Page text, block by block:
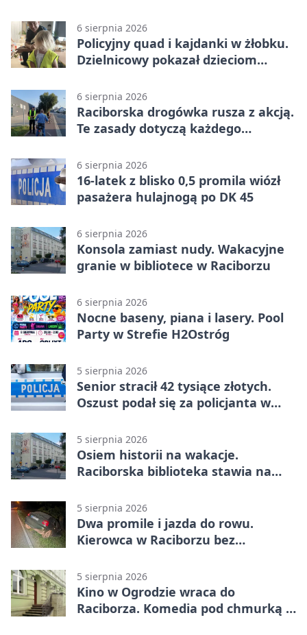
6 sierpnia 2026
Policyjny quad i kajdanki w żłobku.
Dzielnicowy pokazał dzieciom
6 sierpnia 2026
Raciborska drogówka rusza z akcją.
Te zasady dotyczą każdego
6 sierpnia 2026
16-latek z blisko 0,5 promila wiózł
pasażera hulajnogą po DK 45
6 sierpnia 2026
Konsola zamiast nudy. Wakacyjne
granie w bibliotece w Raciborzu
6 sierpnia 2026
Nocne baseny, piana i lasery. Pool
Party w Strefie H2Ostróg
5 sierpnia 2026
Senior stracił 42 tysiące złotych.
Oszust podał się za policjanta w
5 sierpnia 2026
Osiem historii na wakacje.
Raciborska biblioteka stawia na
5 sierpnia 2026
Dwa promile i jazda do rowu.
Kierowca w Raciborzu bez
5 sierpnia 2026
Kino w Ogrodzie wraca do
Raciborza. Komedia pod chmurką w